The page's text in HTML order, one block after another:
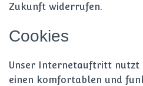
Zukunft widerrufen.
Cookies
Unser Internetauftritt nutzt
einen komfortablen und